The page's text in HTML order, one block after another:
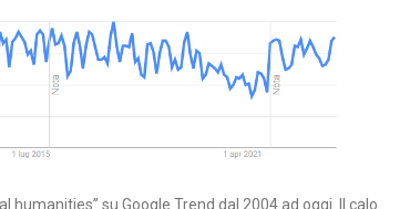
su Google Trend dal 2004 ad oggi. Il calo